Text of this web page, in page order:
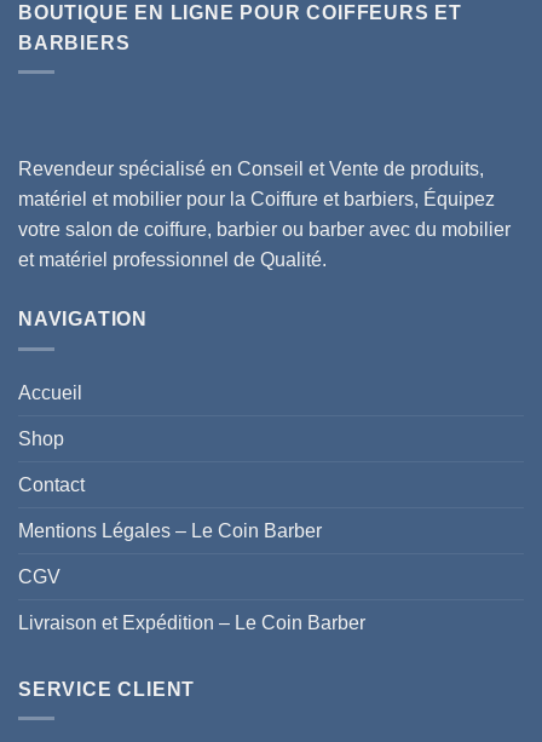
Les
options
peuvent
la
page
BOUTIQUE EN LIGNE POUR COIFFEURS ET
BARBIERS
Revendeur spécialisé en Conseil et Vente de produits,
matériel et mobilier pour la Coiffure et barbiers, Équipez
votre salon de coiffure, barbier ou barber avec du mobilier
et matériel professionnel de Qualité.
NAVIGATION
Accueil
Shop
Contact
Mentions Légales – Le Coin Barber
CGV
Livraison et Expédition – Le Coin Barber
SERVICE CLIENT